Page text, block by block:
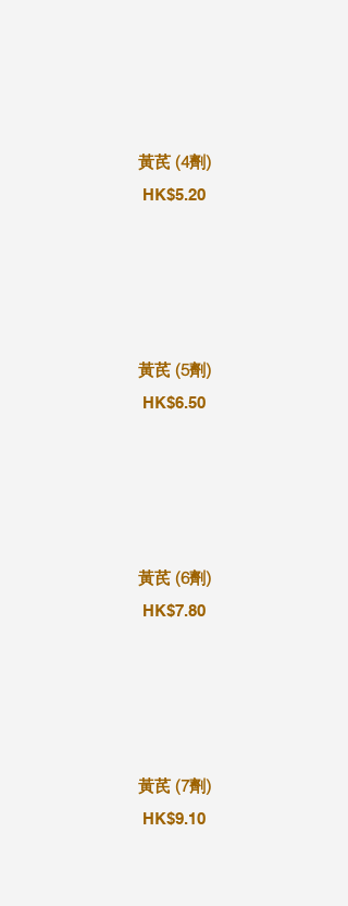
黃芪 (4劑)
HK$5.20
黃芪 (5劑)
HK$6.50
黃芪 (6劑)
HK$7.80
黃芪 (7劑)
HK$9.10